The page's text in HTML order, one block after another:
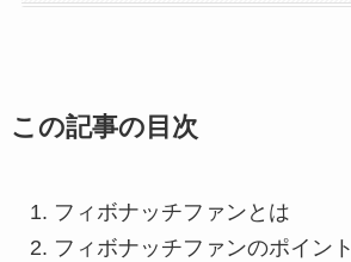
この記事の目次
フィボナッチファンとは
フィボナッチファンのポイント